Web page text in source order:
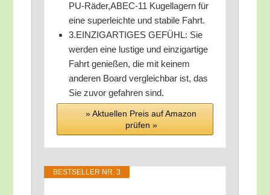
PU-Räder,ABEC-11 Kugel­la­gern für
eine super­leich­te und sta­bi­le Fahrt.
3.EINZIGARTIGES GEFÜHL: Sie
wer­den eine lus­ti­ge und ein­zig­ar­ti­ge
Fahrt genie­ßen, die mit kei­nem
ande­ren Board ver­gleich­bar ist, das
Sie zuvor gefah­ren sind.
» Aktu­el­len Preis auf Ama­zon
prü­fen »
BEST­SEL­LER NR. 3